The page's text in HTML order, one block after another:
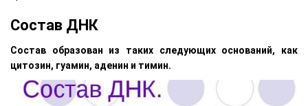
Состав ДНК
Состав образован из таких следующих оснований, как
цитозин, гуамин, аденин и тимин.